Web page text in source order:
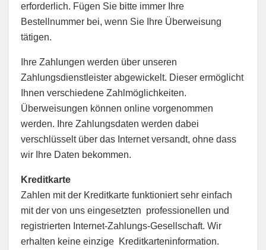
erforderlich. Fügen Sie bitte immer Ihre
Bestellnummer bei, wenn Sie Ihre Überweisung
tätigen.
Ihre Zahlungen werden über unseren
Zahlungsdienstleister abgewickelt. Dieser ermöglicht
Ihnen verschiedene Zahlmöglichkeiten.
Überweisungen können online vorgenommen
werden. Ihre Zahlungsdaten werden dabei
verschlüsselt über das Internet versandt, ohne dass
wir Ihre Daten bekommen.
Kreditkarte
Zahlen mit der Kreditkarte funktioniert sehr einfach
mit der von uns eingesetzten professionellen und
registrierten Internet-Zahlungs-Gesellschaft. Wir
erhalten keine einzige Kreditkarteninformation.